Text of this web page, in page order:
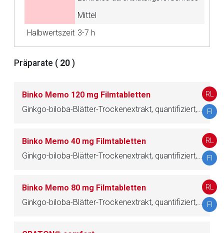
Mittel
Halbwertszeit 3-7 h
Präparate ( 20 )
Binko Memo 120 mg Filmtabletten
Ginkgo-biloba-Blätter-Trockenextrakt, quantifiziert, raffiniert
RL
FI
Binko Memo 40 mg Filmtabletten
Ginkgo-biloba-Blätter-Trockenextrakt, quantifiziert, raffiniert
RL
FI
Binko Memo 80 mg Filmtabletten
Ginkgo-biloba-Blätter-Trockenextrakt, quantifiziert, raffiniert
RL
FI
Aufruf einer externen Seite
Betreiber verantwortlich. Ebenso gelten dort ggf. andere
Zurück zur rote-liste.de Zur Seite